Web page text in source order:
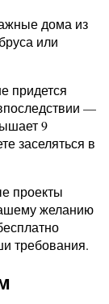
дома из
или
придется
—
9
заселяться в
проекты
желанию
требования.